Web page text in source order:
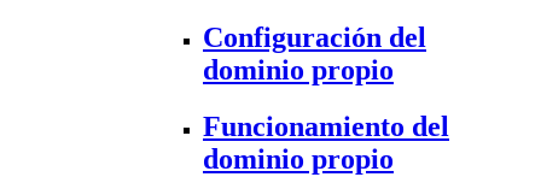
Configuración del
dominio propio
Funcionamiento del
dominio propio